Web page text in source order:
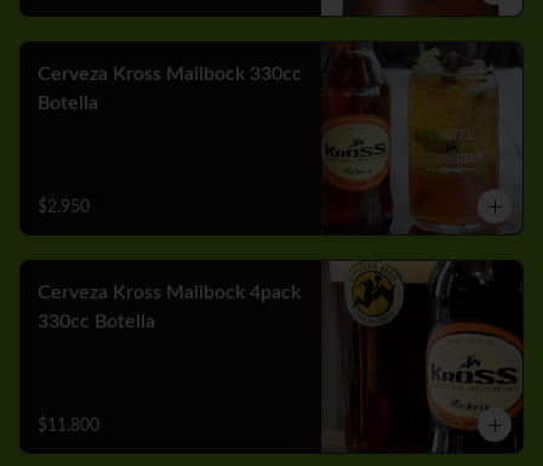
Cerveza Kross Mailbock 330cc
Botella
$2.950
Cerveza Kross Malibock 4pack
330cc Botella
$11.800